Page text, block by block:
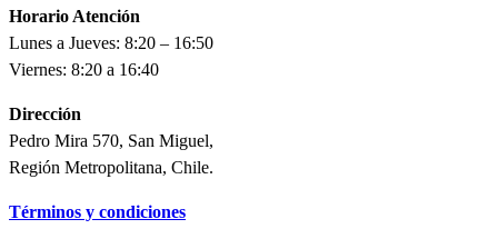
Horario Atención
Lunes a Jueves: 8:20 – 16:50
Viernes: 8:20 a 16:40
Dirección
Pedro Mira 570, San Miguel,
Región Metropolitana, Chile.
Términos y condiciones